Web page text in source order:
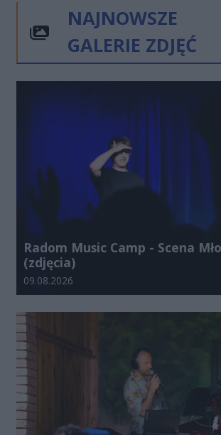
NAJNOWSZE
GALERIE ZDJĘĆ
Radom Music Camp - Scena
(zdjęcia)
Data dodania galerii:
09.08.2026